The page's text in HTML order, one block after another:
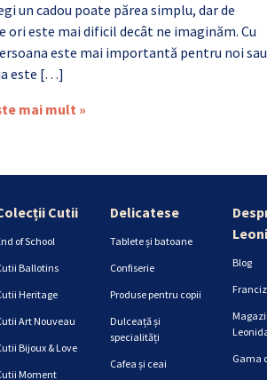
un cadou poate părea simplu, dar de
ori este mai dificil decât ne imaginăm. Cu
este mai importantă pentru noi sau
este […]
mai mult »
Cutii
of School
Ballotins
Heritage
Art Nouveau
Bijoux & Love
Moment
Delicatese
Tablete și batoane
Confiserie
Produse pentru copii
Dulceață și
specialități
Cafea și ceai
Blog
Gama